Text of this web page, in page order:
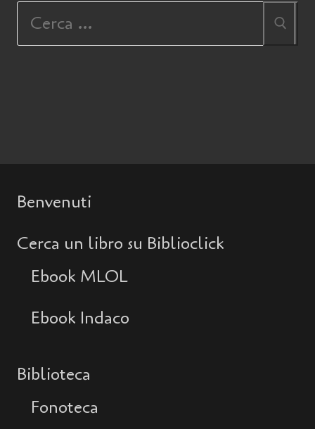
Benvenuti
Cerca un libro su Biblioclick
Ebook MLOL
Ebook Indaco
Biblioteca
Fonoteca